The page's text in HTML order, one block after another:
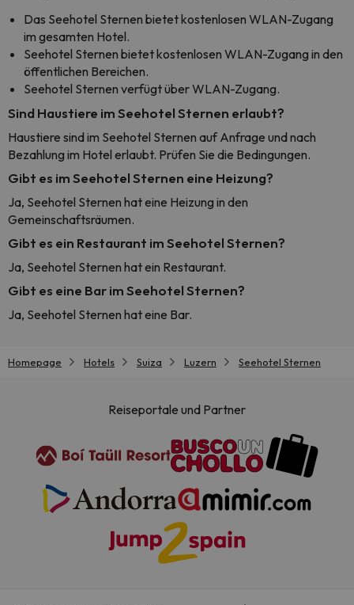
Das Seehotel Sternen bietet kostenlosen WLAN-Zugang
im gesamten Hotel.
Seehotel Sternen bietet kostenlosen WLAN-Zugang in den
öffentlichen Bereichen.
Seehotel Sternen verfügt über WLAN-Zugang.
Sind Haustiere im Seehotel Sternen erlaubt?
Haustiere sind im Seehotel Sternen auf Anfrage und nach
Bezahlung im Hotel erlaubt. Prüfen Sie die Bedingungen.
Gibt es im Seehotel Sternen eine Heizung?
Ja, Seehotel Sternen hat eine Heizung in den
Gemeinschaftsräumen.
Gibt es ein Restaurant im Seehotel Sternen?
Ja, Seehotel Sternen hat ein Restaurant.
Gibt es eine Bar im Seehotel Sternen?
Ja, Seehotel Sternen hat eine Bar.
Homepage Hotels Suiza Luzern Seehotel Sternen
Reiseportale und Partner